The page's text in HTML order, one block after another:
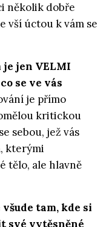
několik dobře
vší úctou k vám se
jen VELMI
se ve vás
je přímo
kritickou
sebou, jež vás
kterými
tělo, ale hlavně
tam, kde si
své vytěsněné